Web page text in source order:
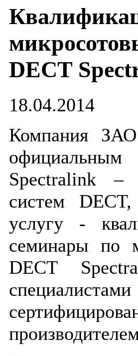
DECT
18.04.2014
Компания
Spectralink –
систем
услугу -
семинары по
DECT